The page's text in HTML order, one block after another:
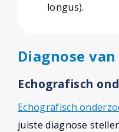
longus).
Diagnose
Echografisch
Echografisch
juiste diagnose